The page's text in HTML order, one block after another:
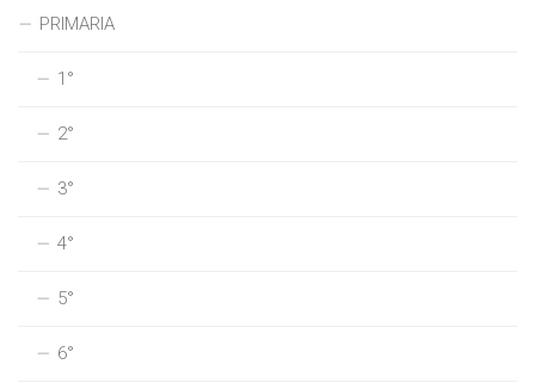
PRIMARIA
1°
2°
3°
4°
5°
6°